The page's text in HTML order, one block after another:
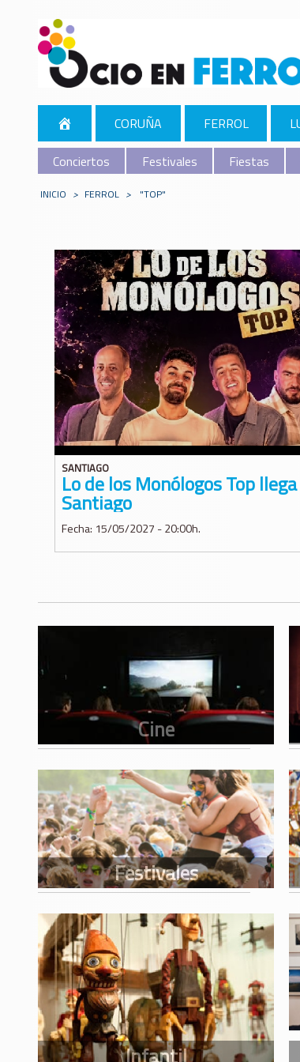
CORUÑA FERROL
Conciertos
Festivales Fiestas
INICIO > FERROL > "TOP"
SANTIAGO
Lo de los Monólogos Top
Santiago
Fecha: 15/05/2027 - 20:00h.